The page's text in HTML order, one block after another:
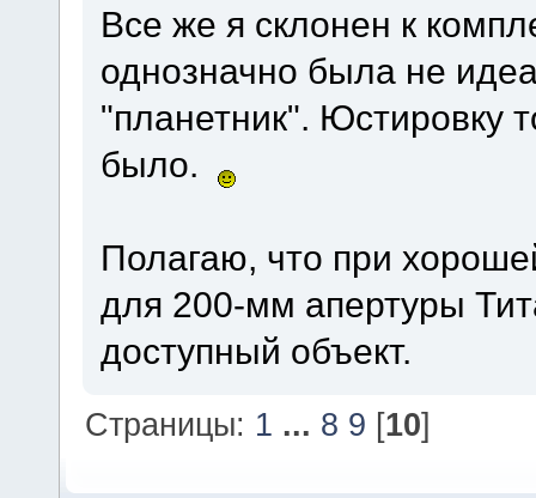
Все же я склонен к
однозначно была не
"планетник". Юстировку
было.
Полагаю, что при
для 200-мм апертуры
доступный объект.
Страницы: 1 ... 8 9 [10]